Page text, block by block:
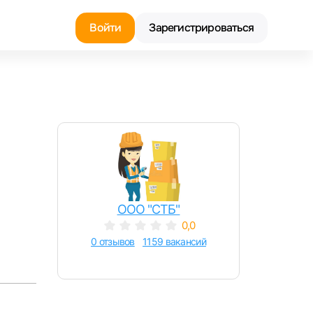
Войти Зарегистрироваться
ООО "СТБ"
0,0
0 отзывов 1159 вакансий